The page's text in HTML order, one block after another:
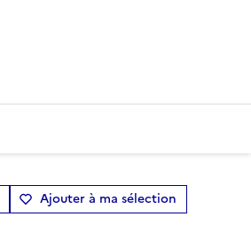
Ajouter à ma sélection